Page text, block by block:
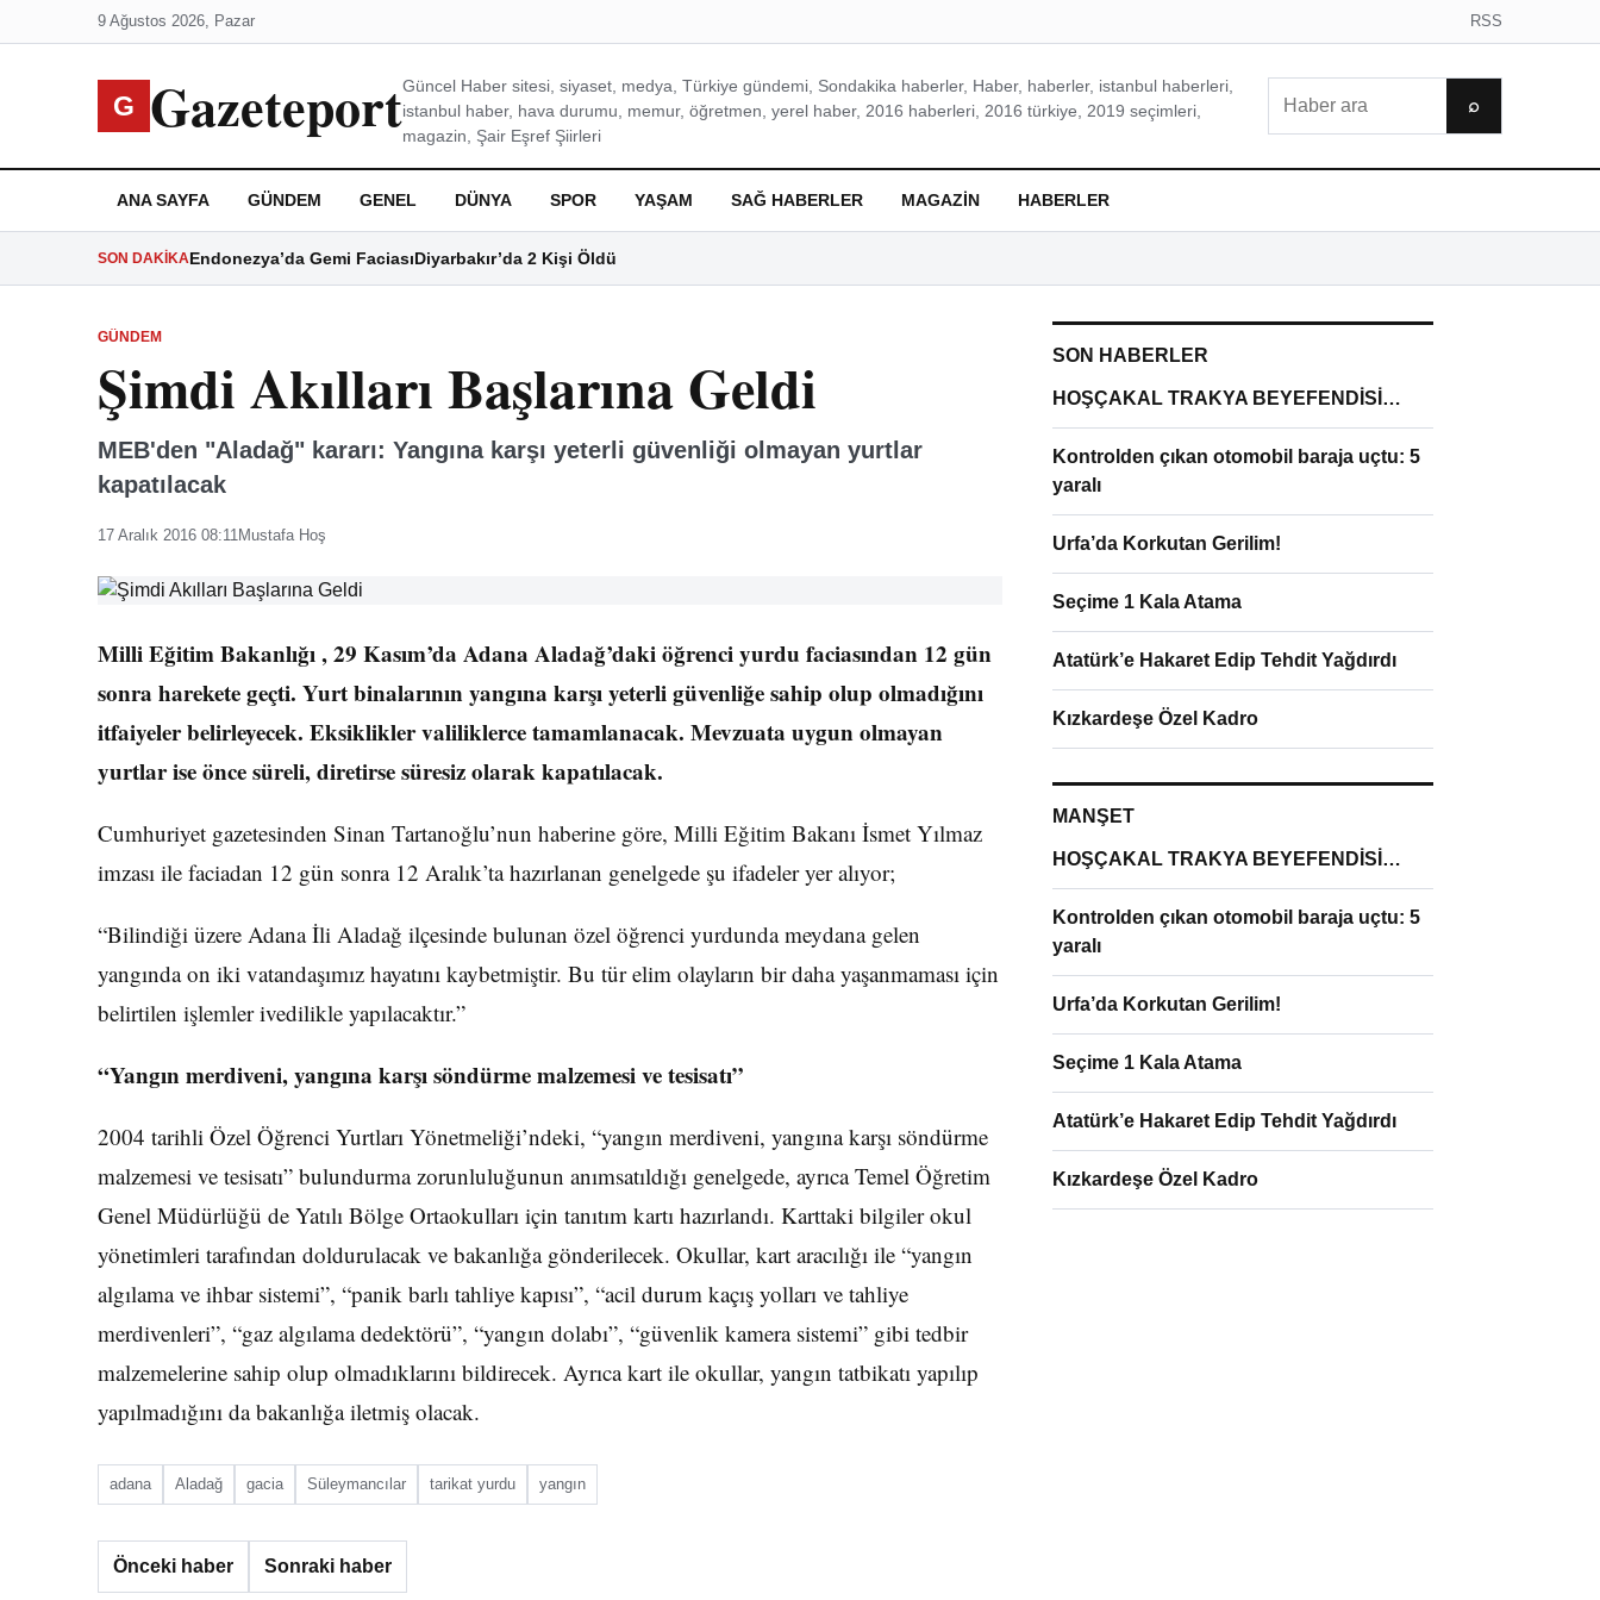
9 Ağustos 2026, Pazar RSS
G GazeteportGüncel Haber sitesi, siyaset, medya, Türkiye gündemi, Sondakika haberler, Haber, haberler, istanbul haberleri,
istanbul haber, hava durumu, memur, öğretmen, yerel haber, 2016 haberleri, 2016 türkiye, 2019 seçimleri,
magazin, Şair Eşref Şiirleri
⌕
ANA SAYFA GÜNDEM GENEL DÜNYA SPOR YAŞAM SAĞ HABERLER MAGAZIN HABERLER
SON DAKIKAEndonezya’da Gemi FaciasıDiyarbakır’da 2 Kişi Öldü
GÜNDEM
Şimdi Akılları Başlarına Geldi
MEB'den "Aladağ" kararı: Yangına karşı yeterli güvenliği olmayan yurtlar
kapatılacak
17 Aralık 2016 08:11Mustafa Hoş
Milli Eğitim Bakanlığı , 29 Kasım’da Adana Aladağ’daki öğrenci yurdu faciasından 12 gün
sonra harekete geçti. Yurt binalarının yangına karşı yeterli güvenliğe sahip olup olmadığını
itfaiyeler belirleyecek. Eksiklikler valiliklerce tamamlanacak. Mevzuata uygun olmayan
yurtlar ise önce süreli, diretirse süresiz olarak kapatılacak.
Cumhuriyet gazetesinden Sinan Tartanoğlu’nun haberine göre, Milli Eğitim Bakanı İsmet Yılmaz
imzası ile faciadan 12 gün sonra 12 Aralık’ta hazırlanan genelgede şu ifadeler yer alıyor;
“Bilindiği üzere Adana İli Aladağ ilçesinde bulunan özel öğrenci yurdunda meydana gelen
yangında on iki vatandaşımız hayatını kaybetmiştir. Bu tür elim olayların bir daha yaşanmaması için
belirtilen işlemler ivedilikle yapılacaktır.”
“Yangın merdiveni, yangına karşı söndürme malzemesi ve tesisatı”
2004 tarihli Özel Öğrenci Yurtları Yönetmeliği’ndeki, “yangın merdiveni, yangına karşı söndürme
malzemesi ve tesisatı” bulundurma zorunluluğunun anımsatıldığı genelgede, ayrıca Temel Öğretim
Genel Müdürlüğü de Yatılı Bölge Ortaokulları için tanıtım kartı hazırlandı. Karttaki bilgiler okul
yönetimleri tarafından doldurulacak ve bakanlığa gönderilecek. Okullar, kart aracılığı ile “yangın
algılama ve ihbar sistemi”, “panik barlı tahliye kapısı”, “acil durum kaçış yolları ve tahliye
merdivenleri”, “gaz algılama dedektörü”, “yangın dolabı”, “güvenlik kamera sistemi” gibi tedbir
malzemelerine sahip olup olmadıklarını bildirecek. Ayrıca kart ile okullar, yangın tatbikatı yapılıp
yapılmadığını da bakanlığa iletmiş olacak.
adana Aladağ gacia Süleymancılar tarikat yurdu yangın
Önceki haber Sonraki haber
SON HABERLER
HOŞÇAKAL TRAKYA BEYEFENDİSİ…
Kontrolden çıkan otomobil baraja uçtu: 5
yaralı
Urfa’da Korkutan Gerilim!
Seçime 1 Kala Atama
Atatürk’e Hakaret Edip Tehdit Yağdırdı
Kızkardeşe Özel Kadro
MANŞET
HOŞÇAKAL TRAKYA BEYEFENDİSİ…
Kontrolden çıkan otomobil baraja uçtu: 5
yaralı
Urfa’da Korkutan Gerilim!
Seçime 1 Kala Atama
Atatürk’e Hakaret Edip Tehdit Yağdırdı
Kızkardeşe Özel Kadro